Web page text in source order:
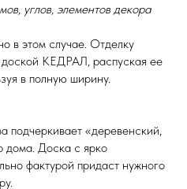
углов, элементов декора
в этом случае. Отделку
КЕДРАЛ, распуская ее
в полную ширину.
подчеркивает «деревенский,
дома. Доска с ярко
фактурой придаст нужного